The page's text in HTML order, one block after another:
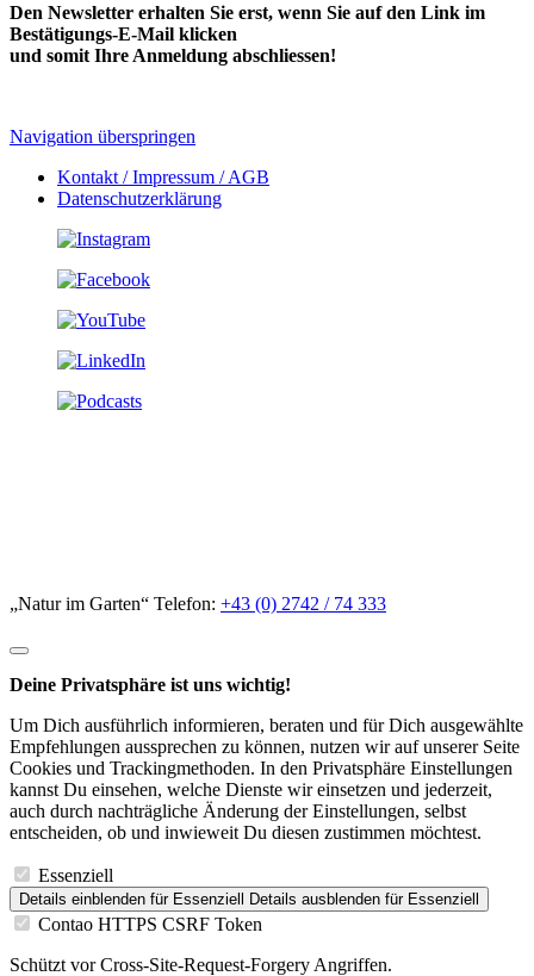
Den Newsletter erhalten Sie erst, wenn Sie auf den Link im
Bestätigungs-E-Mail klicken
und somit Ihre Anmeldung abschliessen!
Navigation überspringen
Kontakt / Impressum / AGB
Datenschutzerklärung
„Natur im Garten“ Telefon: +43 (0) 2742 / 74 333
Deine Privatsphäre ist uns wichtig!
Um Dich ausführlich informieren, beraten und für Dich ausgewählte
Empfehlungen aussprechen zu können, nutzen wir auf unserer Seite
Cookies und Trackingmethoden. In den Privatsphäre Einstellungen
kannst Du einsehen, welche Dienste wir einsetzen und jederzeit,
auch durch nachträgliche Änderung der Einstellungen, selbst
entscheiden, ob und inwieweit Du diesen zustimmen möchtest.
Essenziell
Details einblenden für Essenziell Details ausblenden für Essenziell
Contao HTTPS CSRF Token
Schützt vor Cross-Site-Request-Forgery Angriffen.